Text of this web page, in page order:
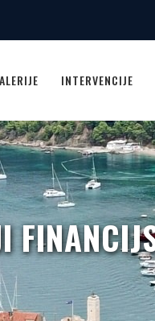
INTERVENCIJE